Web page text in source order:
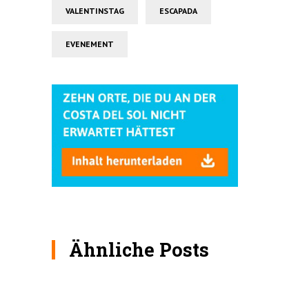
VALENTINSTAG ESCAPADA
EVENEMENT
Ähnliche Posts